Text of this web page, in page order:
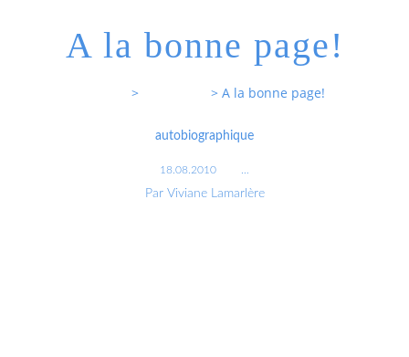
A la bonne page!
> > A la bonne page!
autobiographique
18.08.2010
Par Viviane Lamarlère